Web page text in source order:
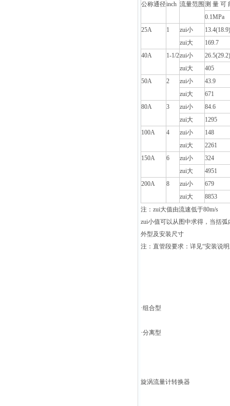
公称通径inch 流量范围 测 量 可
0.1MPa
25A
1 zui小
13.4(18.9)
zui大
169.7
40A
1-1/2zui小
26.5(29.2)
zui大
405
50A
2 zui小
43.9
zui大
671
80A
3 zui小
84.6
zui大
1295
100A
4 zui小
148
zui大
2261
150A
6 zui小
324
zui大
4951
200A
8 zui小
679
zui大
8853
注：zui大值由流速低于80m/s
zui小值可以从图中求得，当括弧
外型及安装尺寸
注：直管段要求：详见“安装说
·组合型
·分离型
旋涡流量计转换器